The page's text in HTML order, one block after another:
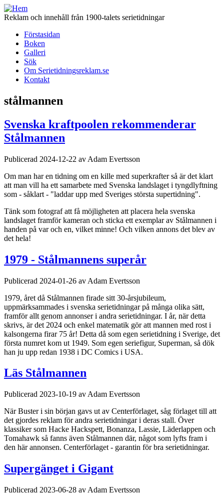
Hoppa
till
Reklam och innehåll från 1900-talets serietidningar
Huvudmeny
(för
Serietidningsreklam.se)
Förstasidan
Boken
Galleri
Sök
Om Serietidningsreklam.se
Kontakt
stålmannen
Svenska kraftpoolen rekommenderar
Stålmannen
Publicerad 2024-12-22 av Adam Evertsson
Om man har en tidning om en kille med superkrafter så är det klart
att man vill ha ett samarbete med Svenska landslaget i tyngdlyftning
som - såklart - "laddar upp med Sveriges största supertidning".
Tänk som fotograf att få möjligheten att placera hela svenska
landslaget framför kameran och sticka ett exemplar av Stålmannen i
handen på var och en, vilket minne! Och vilken annons det blev av
det hela!
1979 - Stålmannens superår
Publicerad 2024-01-26 av Adam Evertsson
1979, året då Stålmannen firade sitt 30-årsjubileum,
uppmärksammades i svenska serietidningar på många olika sätt,
framför allt genom annonser i andra serietidningar. I år, när detta
skrivs, är det 2024 och enkel matematik gör att mannen med rost i
kalsongerna firar 75 år! Detta då som egen serietidning i Sverige, det
första numret kom ut 1949. Som egen seriefigur, Superman, så dök
han ju upp redan 1938 i DC Comics i USA.
Läs Stålmannen
Publicerad 2023-10-19 av Adam Evertsson
När Buster i sin början gavs ut av Centerförlaget, såg förlaget till att
det gjordes reklam för andra serietidningar i deras stall. Över
klassiker som Hacke Hackspett, Bonanza, Lassie, Läderlappen och
Tomahawk så fanns även Stålmannen där, något som lyfts fram i
den här annonsen. Centerförlaget - garantin för bra serietidningar.
Supergänget i Gigant
Publicerad 2023-06-28 av Adam Evertsson